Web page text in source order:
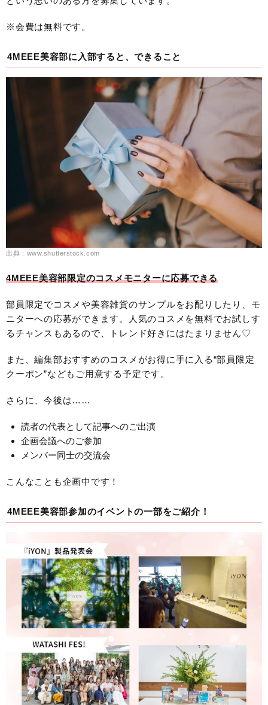
※会費は無料です。
4MEEE美容部に入部すると、できること
出典：www.shutterstock.com
4MEEE美容部限定のコスメモニターに応募できる
部員限定でコスメや美容雑貨のサンプルをお配りしたり、モ
ニターへの応募ができます。人気のコスメを無料でお試しす
るチャンスもあるので、トレンド好きにはたまりません♡
また、編集部おすすめのコスメがお得に手に入る“部員限定
クーポン”などもご用意する予定です。
さらに、今後は……
読者の代表として記事へのご出演
企画会議へのご参加
メンバー同士の交流会
こんなことも企画中です！
4MEEE美容部参加のイベントの一部をご紹介！